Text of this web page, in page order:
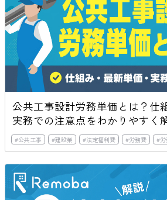
公共工事設計労務単価とは？仕
実務での注意点をわかりやすく
#公共工事 #建設業 #法定福利費 #労務費 #労